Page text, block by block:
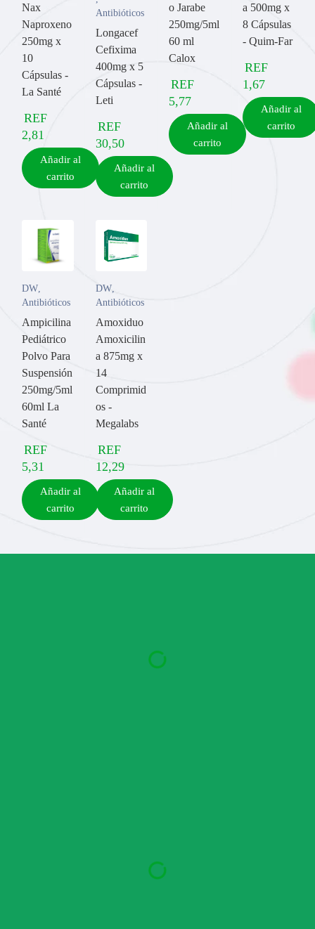
Nax
Naproxeno
250mg x
10
Cápsulas -
La Santé
REF
2,81
Añadir al
carrito
Antibióticos
Longacef
Cefixima
400mg x 5
Cápsulas -
Leti
REF
30,50
Añadir al
carrito
o Jarabe
250mg/5ml
60 ml
Calox
REF
5,77
Añadir al
carrito
a 500mg x
8 Cápsulas
- Quim-Far
REF
1,67
Añadir al
carrito
DW,
Antibióticos
Ampicilina
Pediátrico
Polvo Para
Suspensión
250mg/5ml
60ml La
Santé
REF
5,31
Añadir al
carrito
DW,
Antibióticos
Amoxiduo
Amoxicilin
a 875mg x
14
Comprimid
os -
Megalabs
REF
12,29
Añadir al
carrito